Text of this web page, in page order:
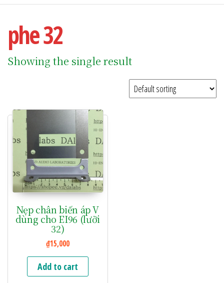
phe 32
Showing the single result
Nẹp chân biến áp V
dùng cho EI96 (lưỡi
32)
₫15,000
Add to cart